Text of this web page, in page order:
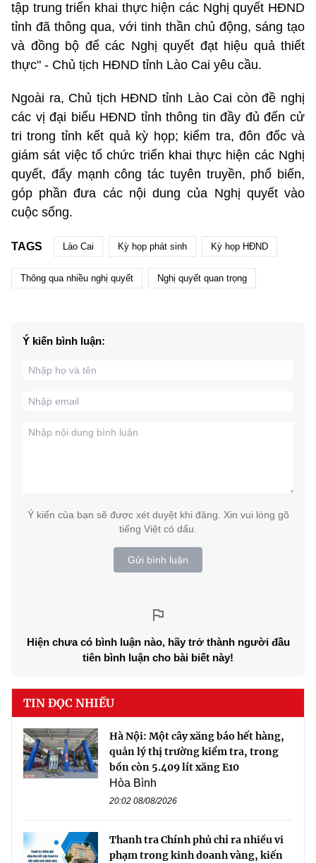
tập trung triển khai thực hiện các Nghị quyết HĐND
tỉnh đã thông qua, với tinh thần chủ động, sáng tạo
và đồng bộ để các Nghị quyết đạt hiệu quả thiết
thực" - Chủ tịch HĐND tỉnh Lào Cai yêu cầu.
Ngoài ra, Chủ tịch HĐND tỉnh Lào Cai còn đề nghị
các vị đại biểu HĐND tỉnh thông tin đầy đủ đến cử
tri trong tỉnh kết quả kỳ họp; kiểm tra, đôn đốc và
giám sát việc tổ chức triển khai thực hiện các Nghị
quyết, đẩy mạnh công tác tuyên truyền, phổ biến,
góp phần đưa các nội dung của Nghị quyết vào
cuộc sống.
TAGS Lào Cai Kỳ họp phát sinh Kỳ họp HĐND
Thông qua nhiều nghị quyết Nghị quyết quan trọng
Ý kiến bình luận:
Ý kiến của bạn sẽ được xét duyệt khi đăng. Xin vui lòng gõ
tiếng Việt có dấu.
Gửi bình luận
Hiện chưa có bình luận nào, hãy trở thành người đầu
tiên bình luận cho bài biết này!
TIN ĐỌC NHIỀU
Hà Nội: Một cây xăng báo hết hàng,
quản lý thị trường kiểm tra, trong
bồn còn 5.409 lít xăng E10
Hòa Bình
20:02 08/08/2026
Thanh tra Chính phủ chỉ ra nhiều vi
phạm trong kinh doanh vàng, kiến